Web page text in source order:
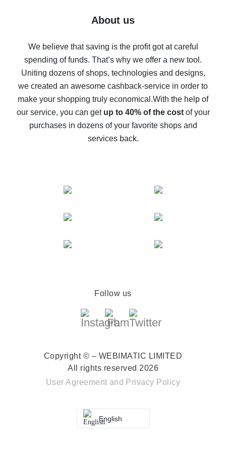
Five ways to get the most cash back on AliExpress
back
10% cash back on AliExpress - the impossible is
possible
The best cash back on AliExpress - how to find it
The best cash back service for AliExpress - let's
compare offers
About us
We believe that saving is the profit got at careful
spending of funds. That’s why we offer a new tool.
Uniting dozens of shops, technologies and designs,
we created an awesome cashback-service in order to
make your shopping truly economical.With the help of
our service, you can get up to 40% of the costof your
purchases in dozens of your favorite shops and
services back.
Follow us
Copyright © – WEBIMATIC LIMITED
All rights reserved 2026
User Agreement and Privacy Policy
English